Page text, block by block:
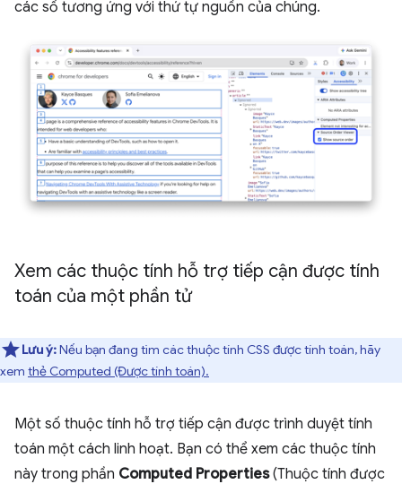
các số tương ứng với thứ tự nguồn của chúng.
Xem các thuộc tính hỗ trợ tiếp cận được tính
toán của một phần tử
Lưu ý:Nếu bạn đang tìm các thuộc tính CSS được tính toán, hãy
xem thẻ Computed (Được tính toán).
Một số thuộc tính hỗ trợ tiếp cận được trình duyệt tính
toán một cách linh hoạt. Bạn có thể xem các thuộc tính
này trong phần Computed Properties(Thuộc tính được